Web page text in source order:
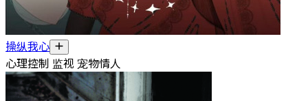
操纵我心
心理控制 监视 宠物情人